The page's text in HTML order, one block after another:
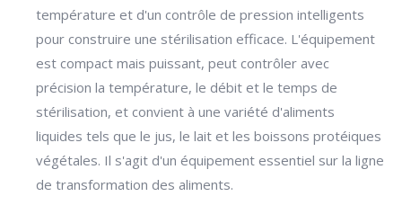
température et d'un contrôle de pression intelligents
pour construire une stérilisation efficace. L'équipement
est compact mais puissant, peut contrôler avec
précision la température, le débit et le temps de
stérilisation, et convient à une variété d'aliments
liquides tels que le jus, le lait et les boissons protéiques
végétales. Il s'agit d'un équipement essentiel sur la ligne
de transformation des aliments.